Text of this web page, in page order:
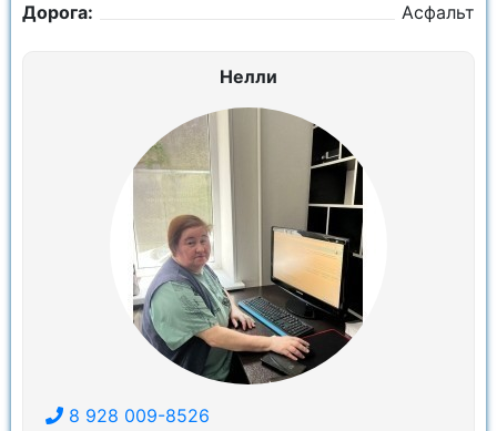
Дорога:
Асфальт
Нелли
8 928 009-8526